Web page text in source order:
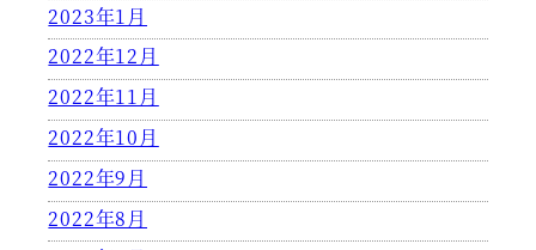
2023年1月
2022年12月
2022年11月
2022年10月
2022年9月
2022年8月